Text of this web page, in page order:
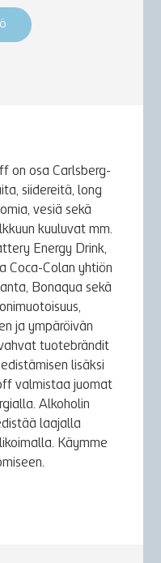
on osa Carlsberg-
siidereitä, long
vesiä sekä
kuuluvat mm.
Energy Drink,
Coca-Colan yhtiön
Bonaqua sekä
ja ympäröivän
tuotebrändit
lisäksi
valmistaa juomat
Alkoholin
laajalla
Käymme